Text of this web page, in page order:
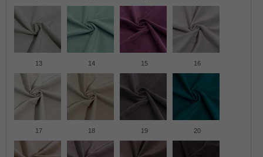
13 14 15 16
17 18 19 20